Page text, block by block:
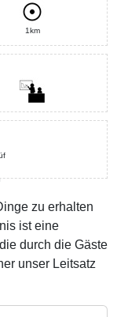
1km
zu erhalten
ist eine
durch die Gäste
unser Leitsatz